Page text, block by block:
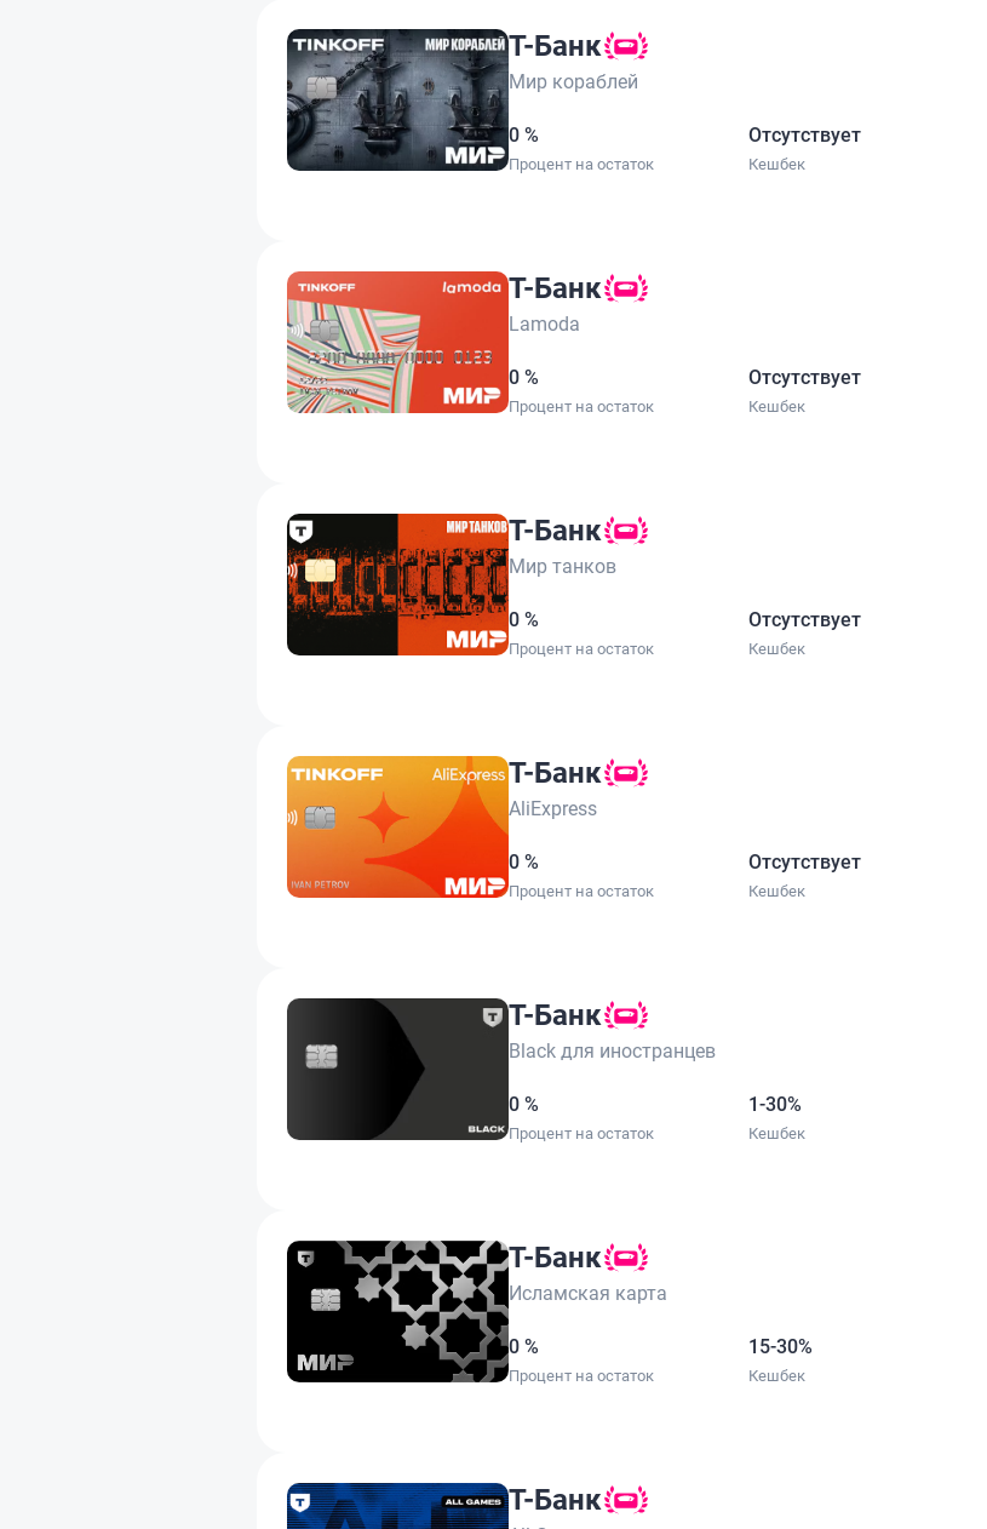
Т-Банк
Мир кораблей
0 %
Процент на остаток
Отсутствует
Кешбек
Т-Банк
Lamoda
0 %
Процент на остаток
Отсутствует
Кешбек
Т-Банк
Мир танков
0 %
Процент на остаток
Отсутствует
Кешбек
Т-Банк
AliExpress
0 %
Процент на остаток
Отсутствует
Кешбек
Т-Банк
Black для иностранцев
0 %
Процент на остаток
1-30%
Кешбек
Т-Банк
Исламская карта
0 %
Процент на остаток
15-30%
Кешбек
Т-Банк